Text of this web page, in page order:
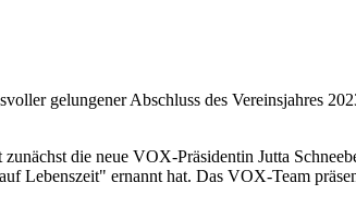
gelungener Abschluss des Vereinsjahres
die neue VOX-Präsidentin Jutta
Lebenszeit" ernannt hat. Das VOX-Team